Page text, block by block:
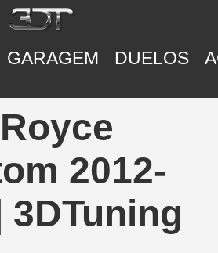
GARAGEM DUELOS
2012-
3DTuning